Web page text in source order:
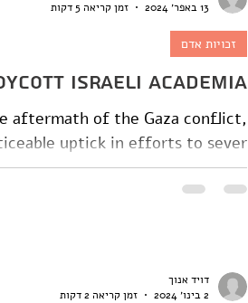
Israeli Academia?
aftermath of the Gaza conflict,
uptick in efforts to sever...
זכויות אדם
13 באפר׳ 2024
זמן קריאה 5 דקות
דויד אנוך
2 בינו׳ 2024
זמן קריאה 2 דקות